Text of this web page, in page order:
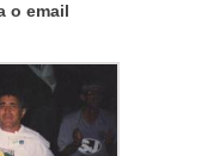
o email